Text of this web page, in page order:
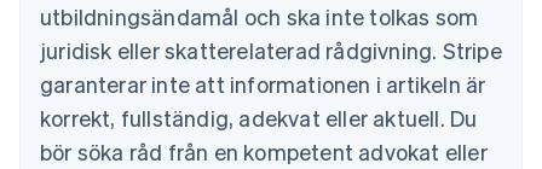
utbildningsändamål och ska inte tolkas som
juridisk eller skatterelaterad rådgivning. Stripe
garanterar inte att informationen i artikeln är
korrekt, fullständig, adekvat eller aktuell. Du
bör söka råd från en kompetent advokat eller
English
Estland
English
Fastlandskina
简体中文English
Finland